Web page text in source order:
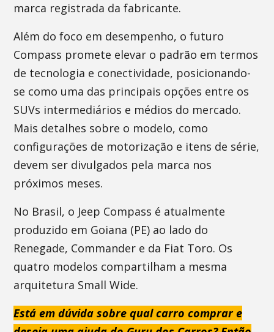
marca registrada da fabricante.
Além do foco em desempenho, o futuro
Compass promete elevar o padrão em termos
de tecnologia e conectividade, posicionando-
se como uma das principais opções entre os
SUVs intermediários e médios do mercado.
Mais detalhes sobre o modelo, como
configurações de motorização e itens de série,
devem ser divulgados pela marca nos
próximos meses.
No Brasil, o Jeep Compass é atualmente
produzido em Goiana (PE) ao lado do
Renegade, Commander e da Fiat Toro. Os
quatro modelos compartilham a mesma
arquitetura Small Wide.
Está em dúvida sobre qual carro comprar e